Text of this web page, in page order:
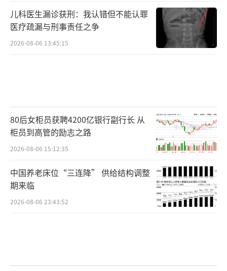
儿科医生漏诊获刑：我认错但不能认罪
医疗疏漏与刑事责任之争
2026-08-06 13:45:15
80后女柜员获聘4200亿银行副行长 从
柜员到高管的励志之路
2026-08-06 15:12:35
中国养老床位“三连降” 供给结构调整
期来临
2026-08-06 23:43:52